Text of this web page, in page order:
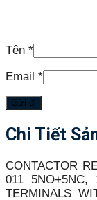
Tên *
Email *
Chi Tiết
CONTACTOR
011 5NO+5NC,
TERMINALS